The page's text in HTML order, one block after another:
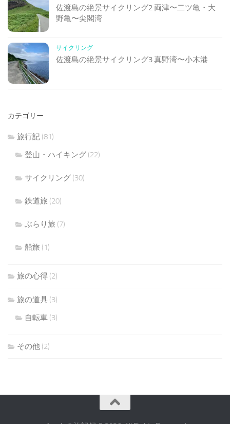
佐渡島の絶景サイクリング2 両津〜二ツ亀・大
野亀〜尖閣湾
サイクリング
佐渡島の絶景サイクリング3 真野湾〜小木港
カテゴリー
旅行記 (81)
登山・ハイキング (22)
サイクリング (30)
鉄道旅 (20)
ぶらり旅 (7)
船旅 (1)
旅の心得 (2)
旅の道具 (3)
自転車 (3)
その他 (2)